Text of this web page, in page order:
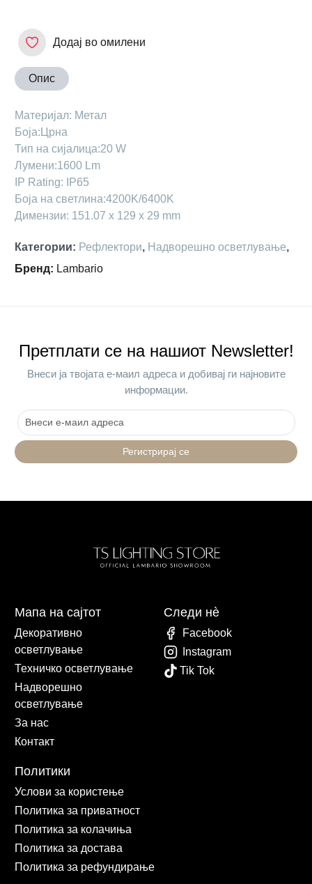
Додај во омилени
Опис
Maтеријал: Метал
Боја:Црна
Тип на сијалица:20 W
Лумени:1600 Lm
IP Rating: IP65
Боја на светлина:4200K/6400K
Димензии: 151.07 x 129 x 29 mm
Категории: Рефлектори, Надворешно осветлување,
Бренд: Lambario
Претплати се на нашиот Newsletter!
Внеси ја твојата е-маил адреса и добивај ги најновите
информации.
Регистрирај се
Мапа на сајтот
Декоративно
осветлување
Техничко осветлување
Надворешно
осветлување
За нас
Контакт
Политики
Услови за користење
Политика за приватност
Политика за колачиња
Политика за достава
Политика за рефундирање
Следи нè
Facebook
Instagram
Tik Tok